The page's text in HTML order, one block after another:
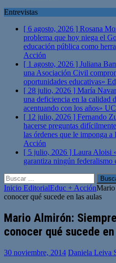
Entrevistas
[ 6 agosto, 2026 ] Rosana
problema que hoy niega el
educación pública como
Acción
[ 1 agosto, 2026 ] Juliana
una Asociación Civil
oportunidades educativas»
[ 28 julio, 2026 ] María
una deficiencia en la calidad
acentuando con los años»
[ 12 julio, 2026 ] Fernando
hacerse preguntas
las órdenes que le imponga
Acción
[ 5 julio, 2026 ] Laura Aloisi
garantiza ningún federalismo
Buscar:
Inicio EditorialEduc + AcciónMario
conocer qué sucede en las aulas
Mario Almirón:
conocer qué sucede
30 noviembre, 2014 Daniela Leiva